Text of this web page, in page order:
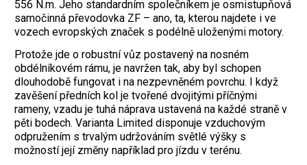
556 N.m. Jeho standardním společníkem je osmistupňová
samočinná převodovka ZF – ano, ta, kterou najdete i ve
vozech evropských značek s podélně uloženými motory.
Protože jde o robustní vůz postavený na nosném
obdélníkovém rámu, je navržen tak, aby byl schopen
dlouhodobě fungovat i na nezpevněném povrchu. I když
zavěšení předních kol je tvořené dvojitými příčnými
rameny, vzadu je tuhá náprava ustavená na každé straně v
pěti bodech. Varianta Limited disponuje vzduchovým
odpružením s trvalým udržováním světlé výšky s
možností její změny například pro jízdu v terénu.